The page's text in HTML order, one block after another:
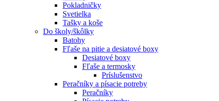
Pokladničky
Svetielka
Tašky a koše
Do školy/škôlky
Batohy
Fľaše na pitie a desiatové boxy
Desiatové boxy
Fľaše a termosky
Príslušenstvo
Peračníky a písacie potreby
Peračníky